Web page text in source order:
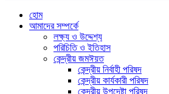
হোম
আমাদের সম্পর্কে
লক্ষ্য ও উদ্দেশ্য
পরিচিতি ও ইতিহাস
কেন্দ্রীয় জমঈয়ত
কেন্দ্রীয় নির্বাহী পরিষদ
কেন্দ্রীয় কার্যকারী পরিষদ
কেন্দ্রীয় উপদেষ্টা পরিষদ